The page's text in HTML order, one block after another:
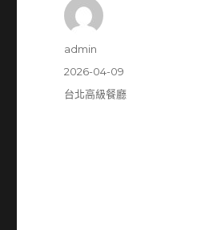
作
admin
發
佈
2026-04-09
分
台北高級餐廳